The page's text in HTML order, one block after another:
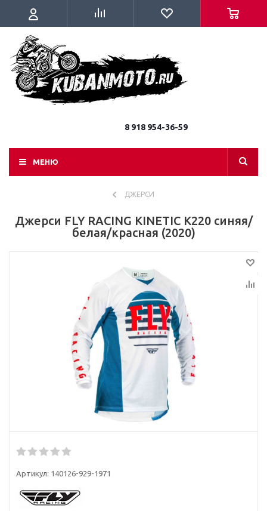
8 918 954-36-59
МЕНЮ
ДЖЕРСИ
Джерси FLY RACING KINETIC K220 синяя/
белая/красная (2020)
Артикул: 140126-929-1971